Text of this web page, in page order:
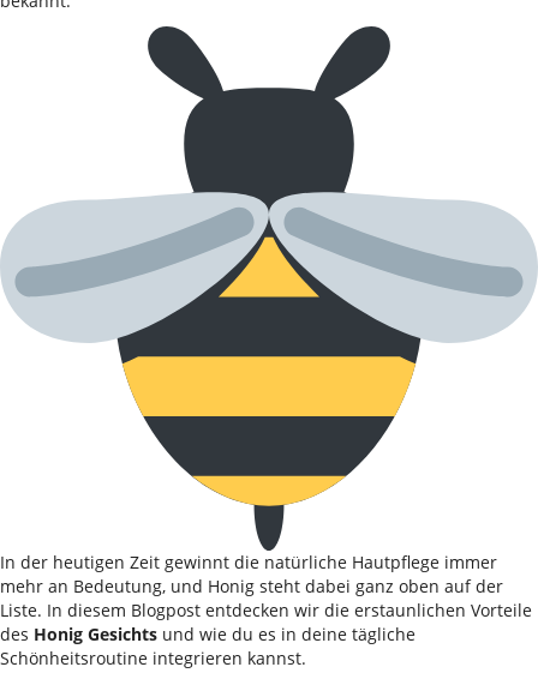
In der heutigen Zeit gewinnt die natürliche Hautpflege immer
mehr an Bedeutung, und Honig steht dabei ganz oben auf der
Liste. In diesem Blogpost entdecken wir die erstaunlichen Vorteile
des Honig Gesichts und wie du es in deine tägliche
Schönheitsroutine integrieren kannst.